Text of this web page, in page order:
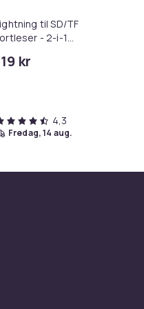
til SD/TF
- 2-i-1
iPad
kr
4,3
fredag, 14 aug.